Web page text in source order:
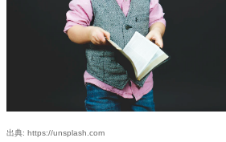
出典: https://unsplash.com